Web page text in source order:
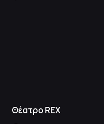
Θέατρο REX